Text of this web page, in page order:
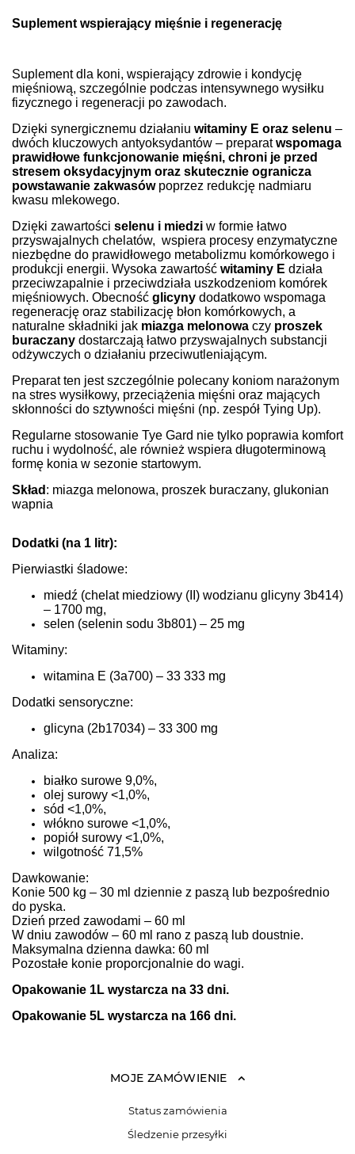
Suplement wspierający mięśnie i regenerację
Suplement dla koni, wspierający zdrowie i kondycję
mięśniową, szczególnie podczas intensywnego wysiłku
fizycznego i regeneracji po zawodach.
Dzięki synergicznemu działaniu witaminy E oraz selenu –
dwóch kluczowych antyoksydantów – preparatwspomaga
prawidłowe funkcjonowanie mięśni, chroni je przed
stresem oksydacyjnym oraz skutecznie ogranicza
powstawanie zakwasówpoprzez redukcję nadmiaru
kwasu mlekowego.
Dzięki zawartości selenu i miedzi w formie łatwo
przyswajalnych chelatów, wspiera procesy enzymatyczne
niezbędne do prawidłowego metabolizmu komórkowego i
produkcji energii. Wysoka zawartość witaminy E działa
przeciwzapalnie i przeciwdziała uszkodzeniom komórek
mięśniowych. Obecność glicyny dodatkowo wspomaga
regenerację oraz stabilizację błon komórkowych, a
naturalne składniki jak miazga melonowa czy proszek
buraczany dostarczają łatwo przyswajalnych substancji
odżywczych o działaniu przeciwutleniającym.
Preparat ten jest szczególnie polecany koniom narażonym
na stres wysiłkowy, przeciążenia mięśni oraz mających
skłonności do sztywności mięśni (np. zespół Tying Up).
Regularne stosowanie Tye Gard nie tylko poprawia komfort
ruchu i wydolność, ale również wspiera długoterminową
formę konia w sezonie startowym.
Skład : miazga melonowa, proszek buraczany, glukonian
wapnia
Dodatki (na 1 litr):
Pierwiastki śladowe:
miedź (chelat miedziowy (II) wodzianu glicyny 3b414)
– 1700 mg,
selen (selenin sodu 3b801) – 25 mg
Witaminy:
witamina E (3a700) – 33 333 mg
Dodatki sensoryczne:
glicyna (2b17034) – 33 300 mg
Analiza:
białko surowe 9,0%,
olej surowy <1,0%,
sód <1,0%,
włókno surowe <1,0%,
popiół surowy <1,0%,
wilgotność 71,5%
Dawkowanie:
Konie 500 kg – 30 ml dziennie z paszą lub bezpośrednio
do pyska.
Dzień przed zawodami – 60 ml
W dniu zawodów – 60 ml rano z paszą lub doustnie.
Maksymalna dzienna dawka: 60 ml
Pozostałe konie proporcjonalnie do wagi.
Opakowanie 1L wystarcza na 33 dni.
Opakowanie 5L wystarcza na 166 dni.
MOJE ZAMÓWIENIE
Status zamówienia
Śledzenie przesyłki